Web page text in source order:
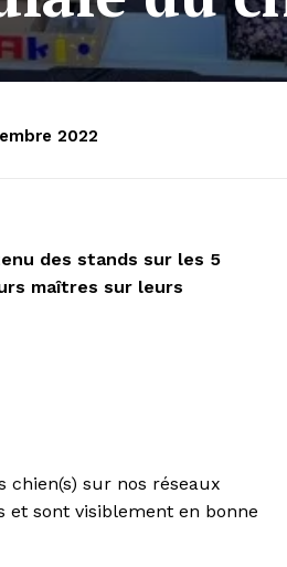
2022
des stands sur les 5
maîtres sur leurs
chien(s) sur nos réseaux
et sont visiblement en bonne